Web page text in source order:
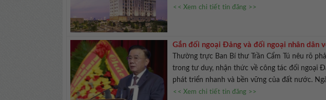
<< Xem chi tiết tin đăng >>
Gắn đối ngoại Đảng và đối ngoại nhân dân
vững
Thường trực Ban Bí thư Trần Cẩm Tú nêu rõ
trong tư duy, nhận thức về công tác đối ngoại
phát triển nhanh và bền vững của đất nước.
<< Xem chi tiết tin đăng >>